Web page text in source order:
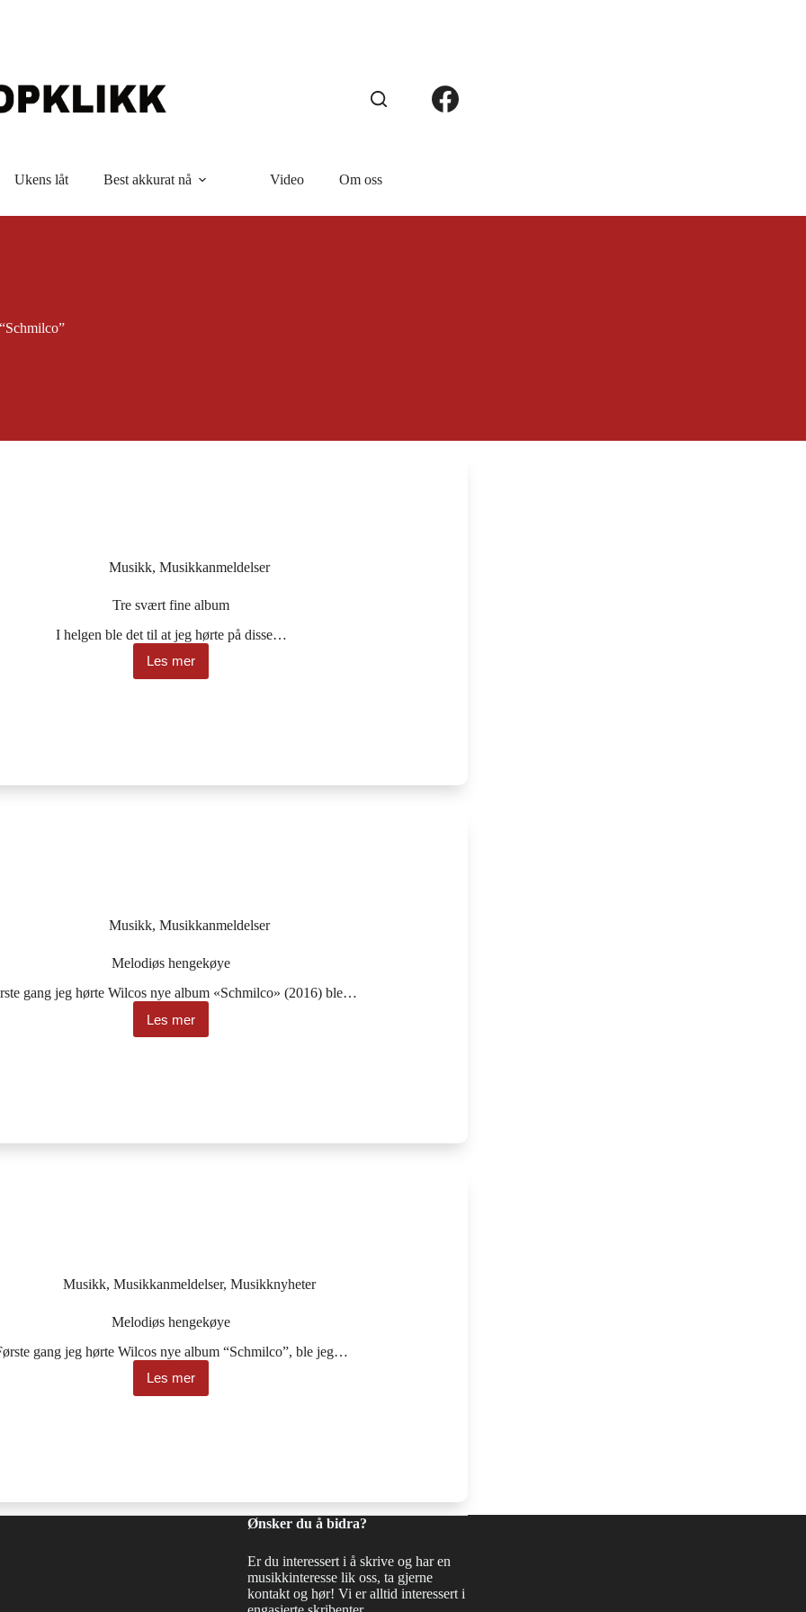
Ukens låt Best akkurat nå Video Om oss
“Schmilco”
Musikk, Musikkanmeldelser
Tre svært fine album
I helgen ble det til at jeg hørte på disse…
Les mer
Tre
svært
Musikk, Musikkanmeldelser
Melodiøs hengekøye
gang jeg hørte Wilcos nye album «Schmilco» (2016) ble…
Les merMelodiøs
hengekøye
Musikk, Musikkanmeldelser, Musikknyheter
Melodiøs hengekøye
gang jeg hørte Wilcos nye album “Schmilco”, ble jeg…
Les merMelodiøs
hengekøye
Ønsker du å bidra?
Er du interessert i å skrive og har en
musikkinteresse lik oss, ta gjerne
kontakt og hør! Vi er alltid interessert i